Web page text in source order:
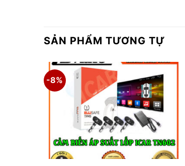
SẢN PHẨM TƯƠNG TỰ
-8%